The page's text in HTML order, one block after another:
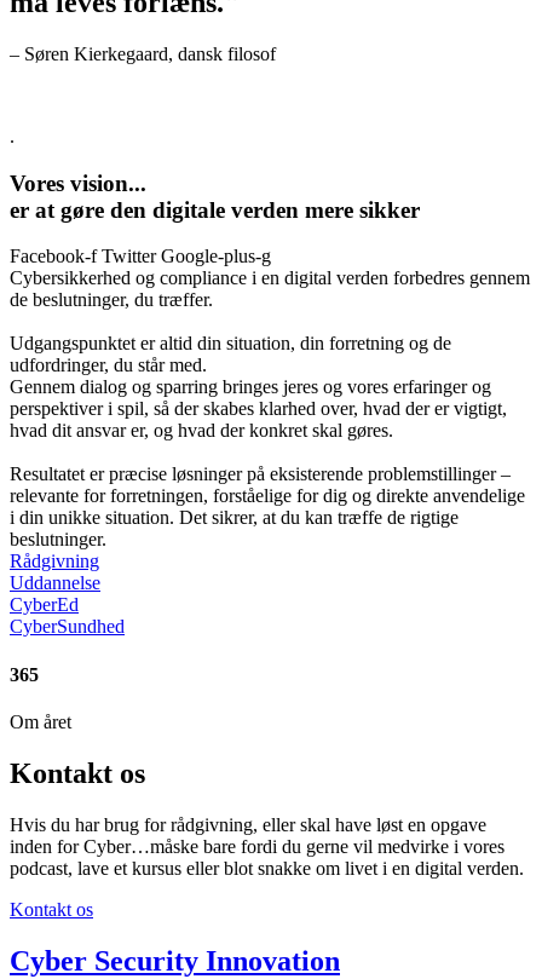
– Søren Kierkegaard, dansk filosof
.
Vores vision...
er at gøre den digitale verden mere sikker
Facebook-f Twitter Google-plus-g
Cybersikkerhed og compliance i en digital verden forbedres gennem
de beslutninger, du træffer.
Udgangspunktet er altid din situation, din forretning og de
udfordringer, du står med.
Gennem dialog og sparring bringes jeres og vores erfaringer og
perspektiver i spil, så der skabes klarhed over, hvad der er vigtigt,
hvad dit ansvar er, og hvad der konkret skal gøres.
Resultatet er præcise løsninger på eksisterende problemstillinger –
relevante for forretningen, forståelige for dig og direkte anvendelige
i din unikke situation. Det sikrer, at du kan træffe de rigtige
beslutninger.
Rådgivning
Uddannelse
CyberEd
CyberSundhed
365
Om året
Kontakt os
Hvis du har brug for rådgivning, eller skal have løst en opgave
inden for Cyber…måske bare fordi du gerne vil medvirke i vores
podcast, lave et kursus eller blot snakke om livet i en digital verden.
Kontakt os
Cyber Security Innovation